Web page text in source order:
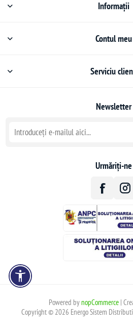
Informații
Contul meu
Serviciu
Newsletter
Urmăriți-ne
Powered bynopCommerce|
Copyright © 2026 Energo Sistem